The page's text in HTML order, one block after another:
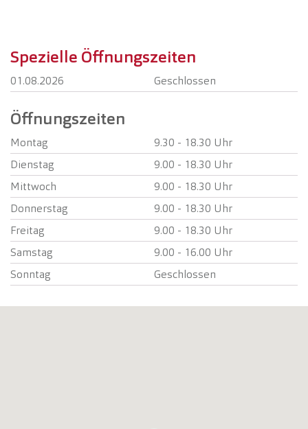
Spezielle Öffnungszeiten
01.08.2026 Geschlossen
Öffnungszeiten
Montag
9.30 - 18.30 Uhr
Dienstag
9.00 - 18.30 Uhr
Mittwoch
9.00 - 18.30 Uhr
Donnerstag
9.00 - 18.30 Uhr
Freitag
9.00 - 18.30 Uhr
Samstag
9.00 - 16.00 Uhr
Sonntag
Geschlossen